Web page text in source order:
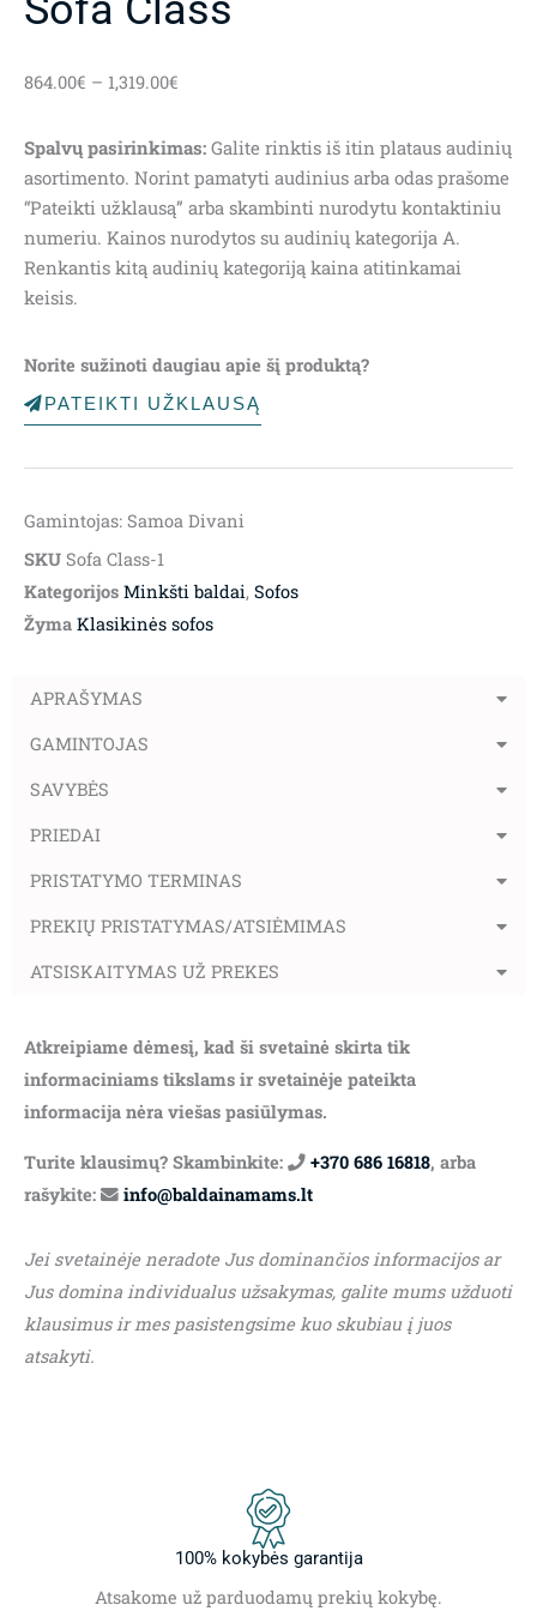
864.00€ – 1,319.00€
through
1,319.00€
Spalvų pasirinkimas: Galite rinktis iš itin plataus audinių
asortimento. Norint pamatyti audinius arba odas prašome
“Pateikti užklausą” arba skambinti nurodytu kontaktiniu
numeriu. Kainos nurodytos su audinių kategorija A.
Renkantis kitą audinių kategoriją kaina atitinkamai
keisis.
Norite sužinoti daugiau apie šį produktą?
PATEIKTI UŽKLAUSĄ
Gamintojas: Samoa Divani
SKU Sofa Class-1
Kategorijos Minkšti baldai, Sofos
Žyma Klasikinės sofos
APRAŠYMAS
GAMINTOJAS
SAVYBĖS
PRIEDAI
PRISTATYMO TERMINAS
PREKIŲ PRISTATYMAS/ATSIĖMIMAS
ATSISKAITYMAS UŽ PREKES
Atkreipiame dėmesį, kad ši svetainė skirta tik
informaciniams tikslams ir svetainėje pateikta
informacija nėra viešas pasiūlymas.
Turite klausimų? Skambinkite: +370 686 16818, arba
rašykite:
info@baldainamams.lt
Jei svetainėje neradote Jus dominančios informacijos ar
Jus domina individualus užsakymas, galite mums užduoti
klausimus ir mes pasistengsime kuo skubiau į juos
atsakyti.
100% kokybės garantija
Atsakome už parduodamų prekių kokybę.